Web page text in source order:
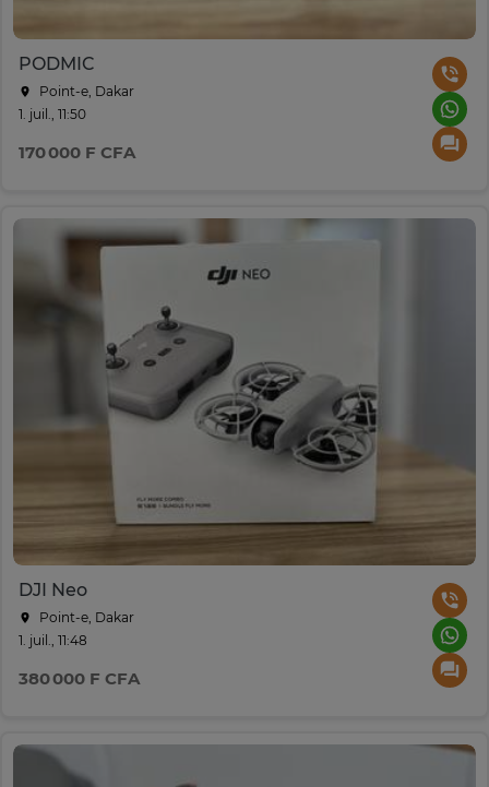
PODMIC
Point-e, Dakar
1. juil., 11:50
170 000 F CFA
DJI Neo
Point-e, Dakar
1. juil., 11:48
380 000 F CFA